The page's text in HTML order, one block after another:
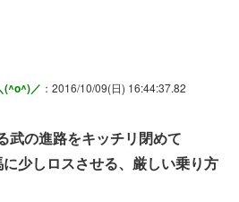
(^o^)／ ：2016/10/09(日) 16:44:37.82
武の進路をキッチリ閉めて
少しロスさせる、厳しい乗り方